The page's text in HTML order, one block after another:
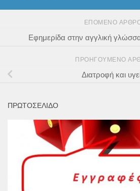
ΕΠΌΜΕΝΟ
Εφημερίδα στην αγγλική
ΠΡΟΗΓΟΎΜΕΝΟ
Διατροφή και
ΠΡΩΤΟΣΕΛΙΔΟ